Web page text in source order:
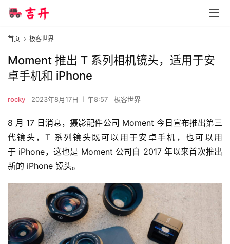
首页 极客世界
Moment 推出 T 系列相机镜头，适用于安
卓手机和 iPhone
rocky 2023年8月17日 上午8:57 极客世界
8 月 17 日消息，摄影配件公司 Moment 今日宣布推出第三
代镜头，T 系列镜头既可以用于安卓手机，也可以用
于 iPhone，这也是 Moment 公司自 2017 年以来首次推出
新的 iPhone 镜头。